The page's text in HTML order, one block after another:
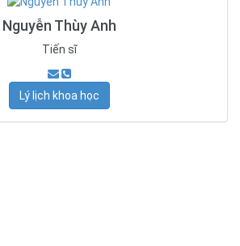
Nguyễn Thùy Anh
Tiến sĩ
Lý lịch khoa học